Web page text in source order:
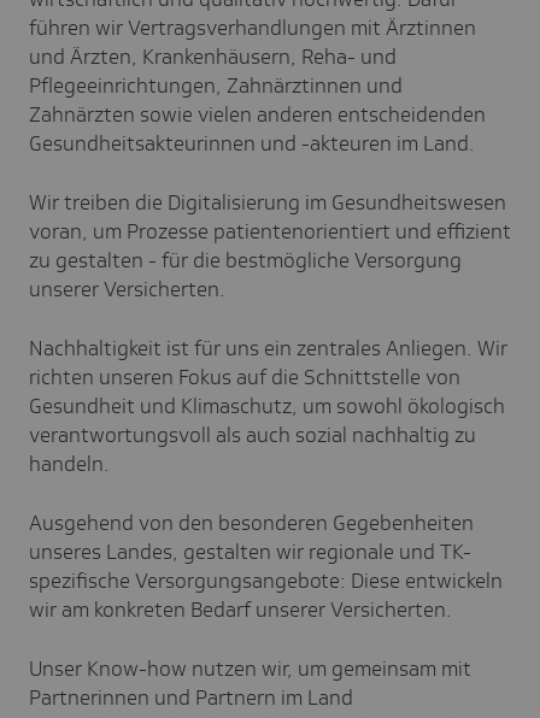
führen wir Vertragsverhandlungen mit Ärztinnen
und Ärzten, Krankenhäusern, Reha- und
Pflegeeinrichtungen, Zahnärztinnen und
Zahnärzten sowie vielen anderen entscheidenden
Gesundheitsakteurinnen und -akteuren im Land.
Wir treiben die Digitalisierung im Gesundheitswesen
voran, um Prozesse patientenorientiert und effizient
zu gestalten - für die bestmögliche Versorgung
unserer Versicherten.
Nachhaltigkeit ist für uns ein zentrales Anliegen. Wir
richten unseren Fokus auf die Schnittstelle von
Gesundheit und Klimaschutz, um sowohl ökologisch
verantwortungsvoll als auch sozial nachhaltig zu
handeln.
Ausgehend von den besonderen Gegebenheiten
unseres Landes, gestalten wir regionale und TK-
spezifische Versorgungsangebote: Diese entwickeln
wir am konkreten Bedarf unserer Versicherten.
Unser Know-how nutzen wir, um gemeinsam mit
Partnerinnen und Partnern im Land